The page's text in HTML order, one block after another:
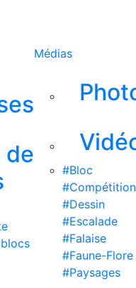
de
Médias
#Bloc
#Compétition
#Dessin
#Escalade
#Falaise
#Faune-Flore
#Paysages